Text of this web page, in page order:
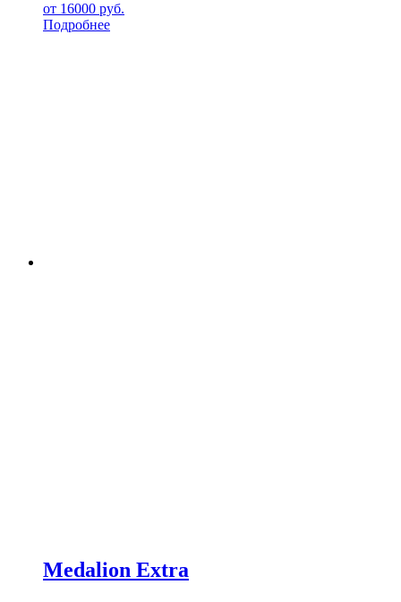
от 16000 руб.
Подробнее
Medalion Extra